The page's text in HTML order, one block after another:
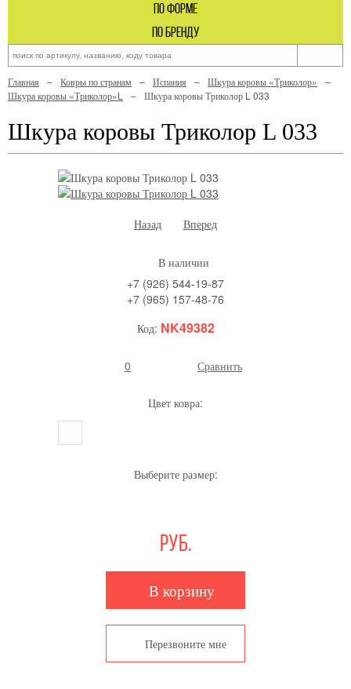
по форме
по бренду
Главная Ковры по странам Испания
Шкура коровы «Триколор»
Шкура коровы «Триколор»L
Шкура коровы Триколор L 033
Шкура коровы Триколор L 033
Назад Вперед
В наличии
+7 (926) 544-19-87
+7 (965) 157-48-76
Код: NK49382
0 Сравнить
Цвет ковра:
Выберите размер:
руб.
В корзину
Перезвоните мне